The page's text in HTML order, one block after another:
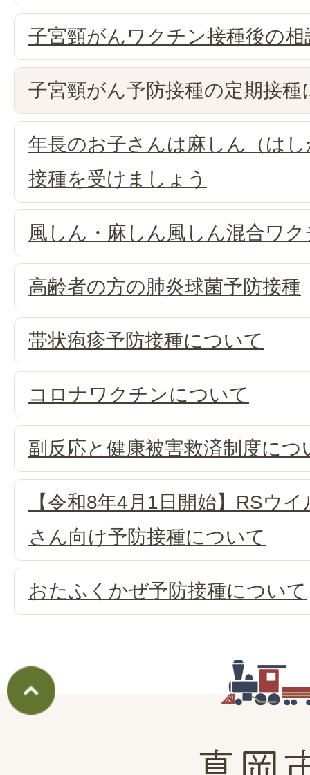
子宮頸がんワクチン接種後の相
子宮頸がん予防接種の定期接種
年長のお子さんは麻しん（は
接種を受けましょう
風しん・麻しん風しん混合ワ
高齢者の方の肺炎球菌予防接種
帯状疱疹予防接種について
コロナワクチンについて
副反応と健康被害救済制度につ
【令和8年4月1日開始】RSウ
さん向け予防接種について
おたふくかぜ予防接種について
真